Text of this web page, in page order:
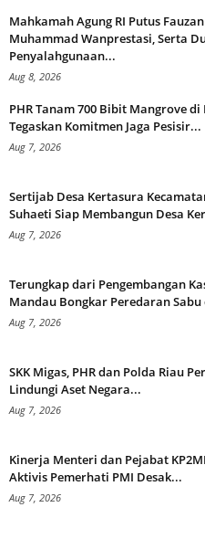
Mahkamah Agung RI Putus
Muhammad Wanprestasi, Serta
Penyalahgunaan...
Aug 8, 2026
PHR Tanam 700 Bibit Mangrove di
Tegaskan Komitmen Jaga Pesisir...
Aug 7, 2026
Sertijab Desa Kertasura
Suhaeti Siap Membangun Desa
Aug 7, 2026
Terungkap dari Pengembangan
Mandau Bongkar Peredaran Sabu
Aug 7, 2026
SKK Migas, PHR dan Polda Riau
Lindungi Aset Negara...
Aug 7, 2026
Kinerja Menteri dan Pejabat
Aktivis Pemerhati PMI Desak...
Aug 7, 2026